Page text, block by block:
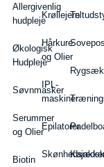
Allergivenlig
hudpleje
Økologisk
Hudpleje
Søvnmasker
Serummer
og Olier
Biotin
Krøllejern
Hårkure
og Olier
IPL-
maskiner
Epilatorer